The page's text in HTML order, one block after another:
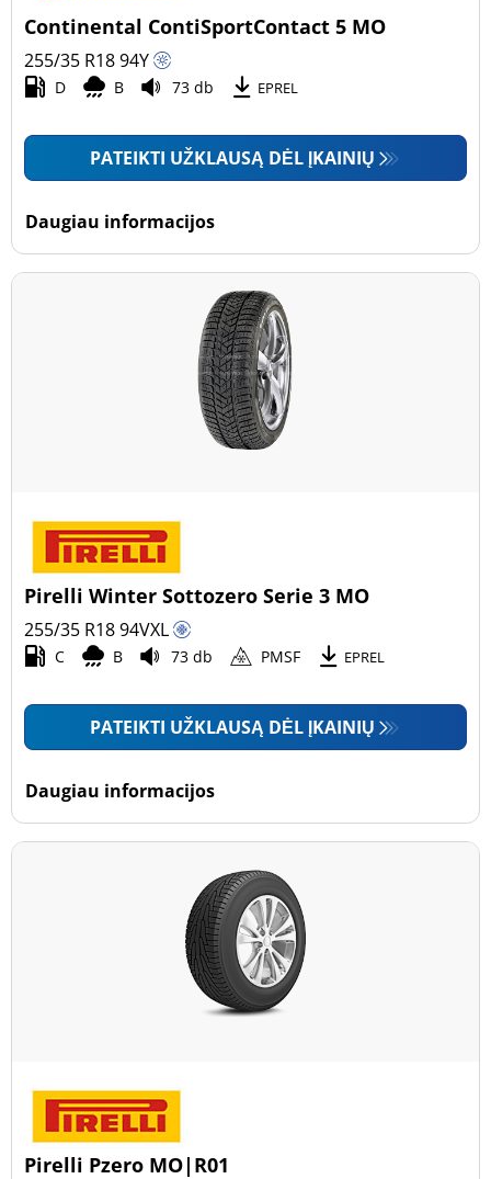
Continental ContiSportContact 5 MO
255/35 R1894Y
D B 73 db EPREL
PATEIKTI UŽKLAUSĄ DĖL ĮKAINIŲ
Daugiau informacijos
Pirelli Winter Sottozero Serie 3 MO
255/35 R1894VXL
C B 73 db PMSF EPREL
PATEIKTI UŽKLAUSĄ DĖL ĮKAINIŲ
Daugiau informacijos
Pirelli Pzero MO|R01